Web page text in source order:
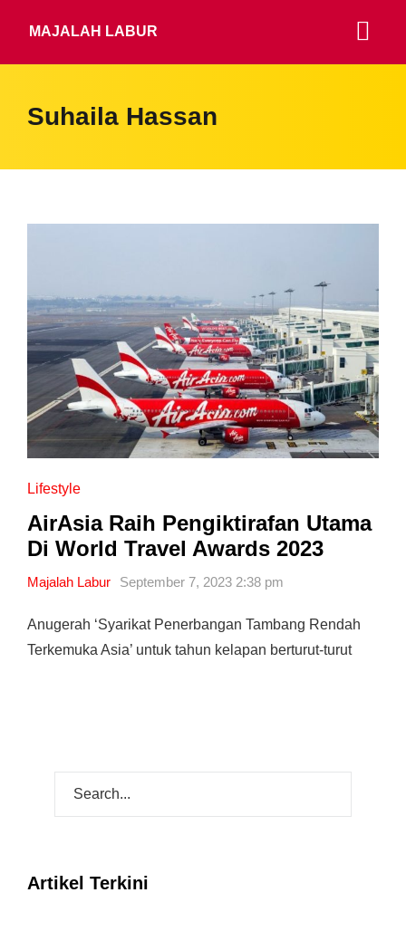
MAJALAH LABUR
Suhaila Hassan
Lifestyle
AirAsia Raih Pengiktirafan Utama
Di World Travel Awards 2023
Majalah Labur September 7, 2023 2:38 pm
Anugerah ‘Syarikat Penerbangan Tambang Rendah
Terkemuka Asia’ untuk tahun kelapan berturut-turut
Artikel Terkini